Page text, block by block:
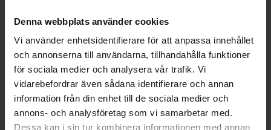
Denna webbplats använder cookies
Vi använder enhetsidentifierare för att anpassa innehållet
och annonserna till användarna, tillhandahålla funktioner
för sociala medier och analysera vår trafik. Vi
vidarebefordrar även sådana identifierare och annan
information från din enhet till de sociala medier och
annons- och analysföretag som vi samarbetar med.
Dessa kan i sin tur kombinera informationen med annan
Beskrivning
Koncentrat som motverkar rodnad. Utvecklat
för torr hud med tendens till rosacea eller
rodnad. Hjälper till att minska lokal rodnad.